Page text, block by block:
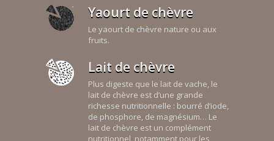
Yaourt de chèvre
Le yaourt de chèvre nature ou aux
fruits.
Lait de chèvre
Plus digeste que le lait de vache, le
lait de chèvre est d’une grande
richesse nutritionnelle : bourré d’iode,
de phosphore, de magnésium… Le
lait de chèvre est un complément
nutritionnel, notamment pour les